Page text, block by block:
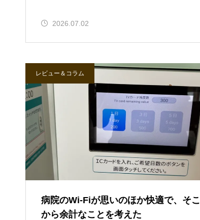
2026.07.02
レビュー＆コラム
病院のWi-Fiが思いのほか快適で、そこ
から余計なことを考えた